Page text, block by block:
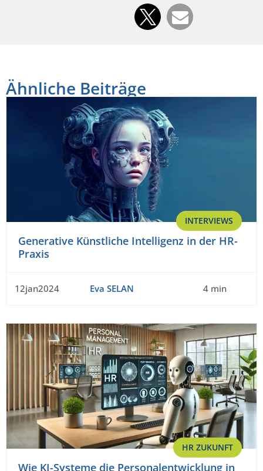
Ähnliche Beiträge
INTERVIEWS
Generative Künstliche Intelligenz in der HR-
Praxis
12jan2024 Eva SELAN 4 min
HR ZUKUNFT
Wie KI-Systeme die Personalentwicklung in